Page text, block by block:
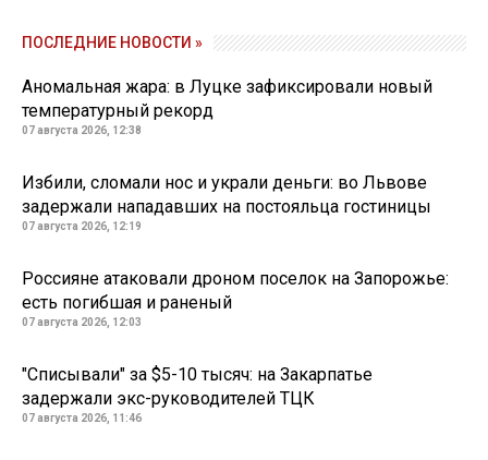
ПОСЛЕДНИЕ НОВОСТИ »
Аномальная жара: в Луцке зафиксировали новый
температурный рекорд
07 августа 2026, 12:38
Избили, сломали нос и украли деньги: во Львове
задержали нападавших на постояльца гостиницы
07 августа 2026, 12:19
Россияне атаковали дроном поселок на Запорожье:
есть погибшая и раненый
07 августа 2026, 12:03
"Списывали" за $5-10 тысяч: на Закарпатье
задержали экс-руководителей ТЦК
07 августа 2026, 11:46